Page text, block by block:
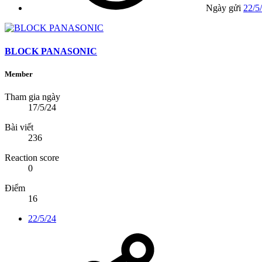
Ngày gửi 22/
BLOCK PANASONIC
Member
Tham gia ngày
17/5/24
Bài viết
236
Reaction score
0
Điểm
16
22/5/24